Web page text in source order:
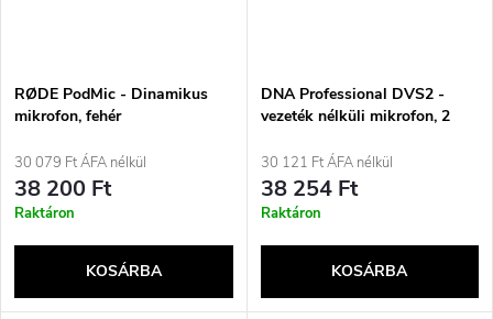
RØDE PodMic - Dinamikus
mikrofon, fehér
30 079 Ft ÁFA nélkül
38 200 Ft
Raktáron
KOSÁRBA
DNA Professional DVS2 -
vezeték nélküli mikrofon, 2
MHz)
30 121 Ft ÁFA nélkül
38 254 Ft
Raktáron
KOSÁRBA